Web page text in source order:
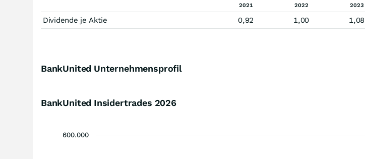
2021 2022 2023
Dividende je Aktie 0,92 1,00 1,08
BankUnited Unternehmensprofil
BankUnited Insidertrades 2026
600.000